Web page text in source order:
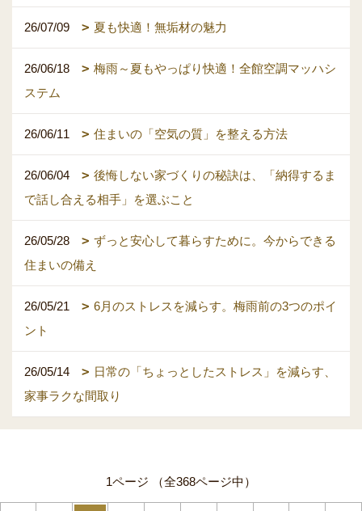
26/07/09 夏も快適！無垢材の魅力
26/06/18
梅雨～夏もやっぱり快適！全館空調マッハシ
ステム
26/06/11 住まいの「空気の質」を整える方法
26/06/04
後悔しない家づくりの秘訣は、「納得するま
で話し合える相手」を選ぶこと
26/05/28
ずっと安心して暮らすために。今からできる
住まいの備え
26/05/21
6月のストレスを減らす。梅雨前の3つのポイ
ント
26/05/14
日常の「ちょっとしたストレス」を減らす、
家事ラクな間取り
1ページ （全368ページ中）